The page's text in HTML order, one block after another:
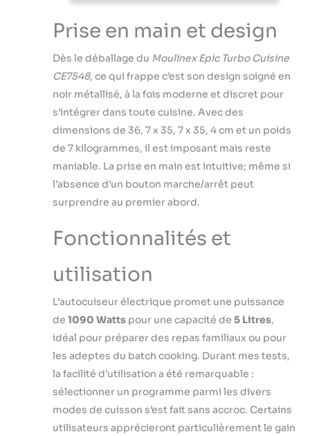
fonction de
démarrer la
cuisson en 12
garder au chaud
jusqu'à 24 heures
Facile à utiliser,
pratique et jusqu'à
3 fois plus rapide
que les cuissons
traditionnelles :
dorer, ragoûter,
mijoter, cuisson
rapide et sous
pression, cuisson
Entièrement sûre
assurant la
sécurité de
l'utilisateur
pendant la cuisson
pour éviter les
brûlures Évitez le
contact avec la
vapeur grâce au
système de
libération de
Prise en main et design
Dès le déballage du Moulinex Epic Turbo Cuisine
CE7548, ce qui frappe c’est son design soigné en
noir métallisé, à la fois moderne et discret pour
s’intégrer dans toute cuisine. Avec des
dimensions de 36, 7 x 35, 7 x 35, 4 cm et un poids
de 7 kilogrammes, il est imposant mais reste
maniable. La prise en main est intuitive; même si
l’absence d’un bouton marche/arrêt peut
surprendre au premier abord.
Fonctionnalités et
utilisation
L’autocuiseur électrique promet une puissance
de 1090 Watts pour une capacité de 5 Litres,
idéal pour préparer des repas familiaux ou pour
les adeptes du batch cooking. Durant mes tests,
la facilité d’utilisation a été remarquable :
sélectionner un programme parmi les divers
modes de cuisson s’est fait sans accroc. Certains
utilisateurs apprécieront particulièrement le gain